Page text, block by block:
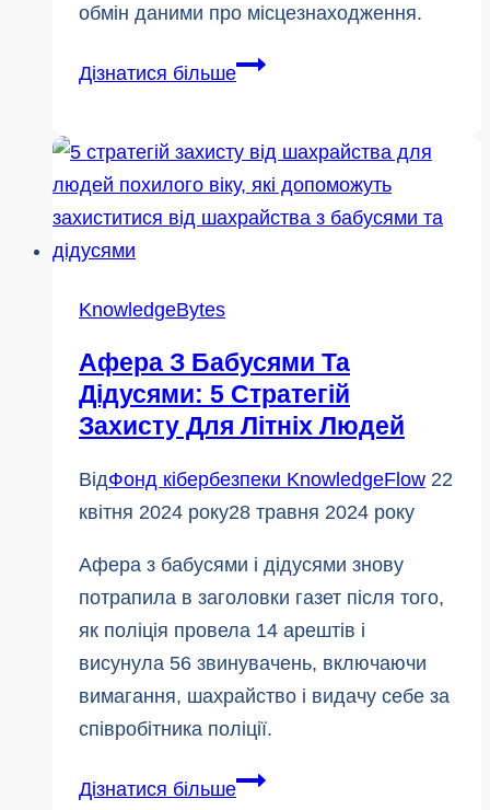
обмін даними про місцезнаходження.
Дізнатися більшеЛокальний
у
фільмі
Тейлор
KnowledgeBytes
Афера З Бабусями Та
Дідусями: 5 Стратегій
Захисту Для Літніх Людей
ВідФонд кібербезпеки KnowledgeFlow 22
квітня 2024 року28 травня 2024 року
Афера з бабусями і дідусями знову
потрапила в заголовки газет після того,
як поліція провела 14 арештів і
висунула 56 звинувачень, включаючи
вимагання, шахрайство і видачу себе за
співробітника поліції.
Дізнатися більшеАфера